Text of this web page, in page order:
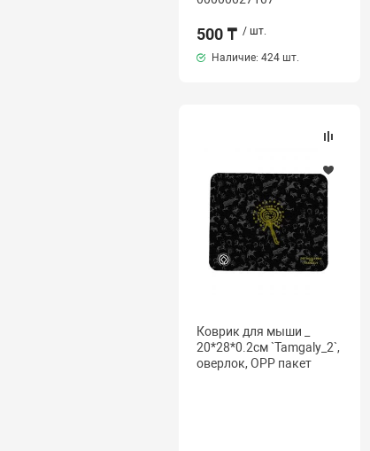
500 ₸ / шт.
Наличие: 424 шт.
Коврик для мыши _
20*28*0.2см `Tamgaly_2`,
оверлок, OPP пакет